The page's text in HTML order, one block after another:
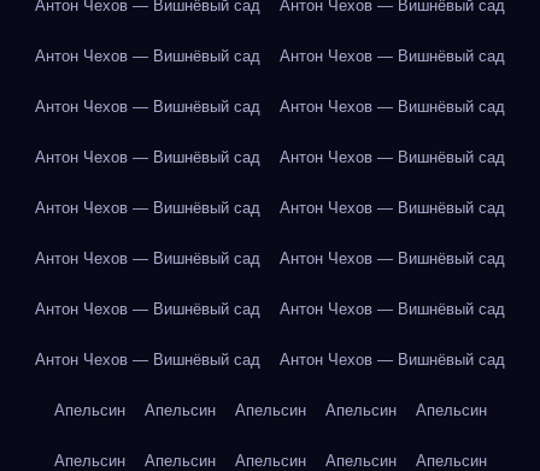
Антон Чехов — Вишнёвый сад Антон Чехов — Вишнёвый сад
Антон Чехов — Вишнёвый сад Антон Чехов — Вишнёвый сад
Антон Чехов — Вишнёвый сад Антон Чехов — Вишнёвый сад
Антон Чехов — Вишнёвый сад Антон Чехов — Вишнёвый сад
Антон Чехов — Вишнёвый сад Антон Чехов — Вишнёвый сад
Антон Чехов — Вишнёвый сад Антон Чехов — Вишнёвый сад
Антон Чехов — Вишнёвый сад Антон Чехов — Вишнёвый сад
Антон Чехов — Вишнёвый сад Антон Чехов — Вишнёвый сад
Апельсин Апельсин Апельсин Апельсин Апельсин
Апельсин Апельсин Апельсин Апельсин Апельсин